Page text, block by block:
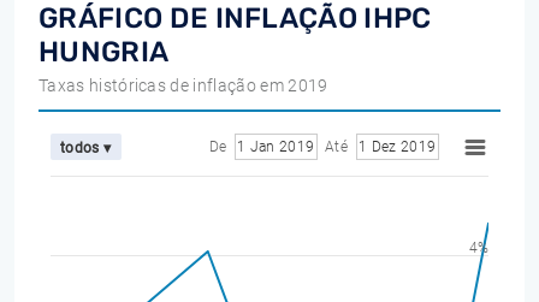
GRÁFICO DE INFLAÇÃO IHPC
HUNGRIA
Taxas históricas de inflação em 2019
todos ▾ De 1 Jan 2019 Até 1 Dez 2019
4%